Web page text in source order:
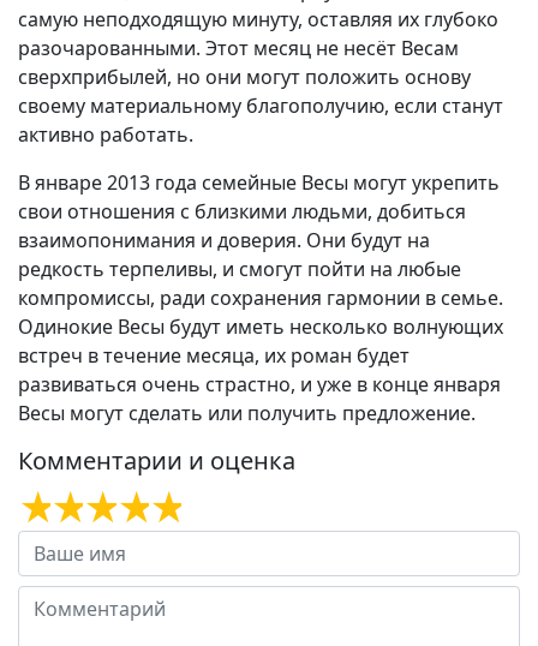
самую неподходящую минуту, оставляя их глубоко
разочарованными. Этот месяц не несёт Весам
сверхприбылей, но они могут положить основу
своему материальному благополучию, если станут
активно работать.
В январе 2013 года семейные Весы могут укрепить
свои отношения с близкими людьми, добиться
взаимопонимания и доверия. Они будут на
редкость терпеливы, и смогут пойти на любые
компромиссы, ради сохранения гармонии в семье.
Одинокие Весы будут иметь несколько волнующих
встреч в течение месяца, их роман будет
развиваться очень страстно, и уже в конце января
Весы могут сделать или получить предложение.
Комментарии и оценка